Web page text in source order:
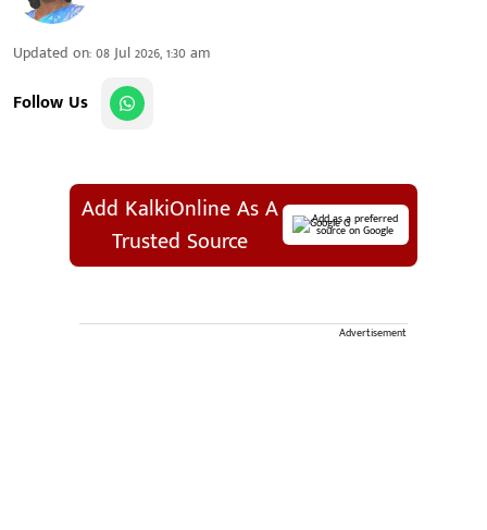
Updated on:08 Jul 2026, 1:30 am
Follow Us
Add KalkiOnline As A
Trusted Source
Add as a preferred
source on Google
Advertisement